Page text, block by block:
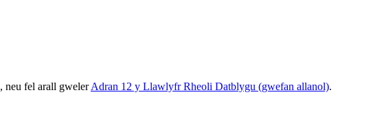
neu fel arall gwelerAdran 12 y Llawlyfr Rheoli Datblygu (gwefan allanol).